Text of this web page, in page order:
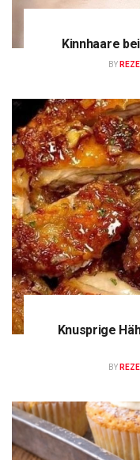
Kinnhaare
BY
Knusprige
BY